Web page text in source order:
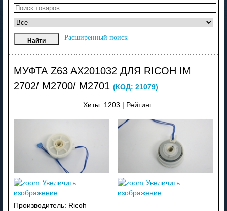
Расширенный поиск
МУФТА Z63 AX201032 ДЛЯ RICOH IM
2702/ M2700/ M2701 (КОД: 21079)
Хиты: 1203 Рейтинг:
Увеличить
изображение
Увеличить
изображение
Производитель: Ricoh